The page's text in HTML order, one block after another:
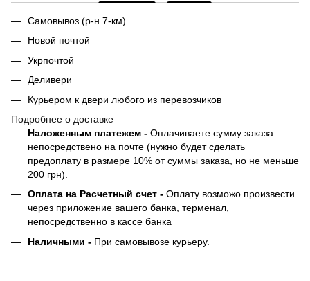
Самовывоз (р-н 7-км)
Новой почтой
Укрпочтой
Деливери
Курьером к двери любого из перевозчиков
Подробнее о доставке
Наложенным платежем - Оплачиваете сумму заказа
непосредствено на почте (нужно будет сделать
предоплату в размере 10% от суммы заказа, но не меньше
200 грн).
Оплата на Расчетный счет - Оплату возможо произвести
через приложение вашего банка, терменал,
непосредственно в кассе банка
Наличными - При самовывозе курьеру.